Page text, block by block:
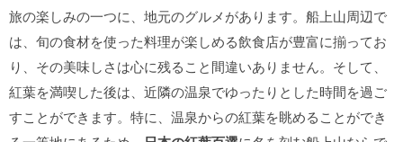
旅の楽しみの一つに、地元のグルメがあります。船上山周辺で
は、旬の食材を使った料理が楽しめる飲食店が豊富に揃ってお
り、その美味しさは心に残ること間違いありません。そして、
紅葉を満喫した後は、近隣の温泉でゆったりとした時間を過ご
すことができます。特に、温泉からの紅葉を眺めることができ